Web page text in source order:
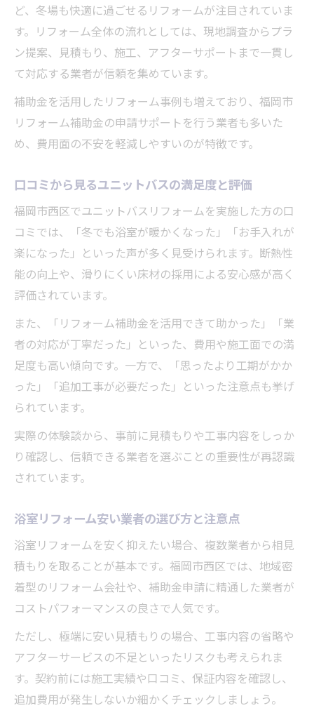
ど、冬場も快適に過ごせるリフォームが注目されていま
す。リフォーム全体の流れとしては、現地調査からプラ
ン提案、見積もり、施工、アフターサポートまで一貫し
て対応する業者が信頼を集めています。
補助金を活用したリフォーム事例も増えており、福岡市
リフォーム補助金の申請サポートを行う業者も多いた
め、費用面の不安を軽減しやすいのが特徴です。
口コミから見るユニットバスの満足度と評価
福岡市西区でユニットバスリフォームを実施した方の口
コミでは、「冬でも浴室が暖かくなった」「お手入れが
楽になった」といった声が多く見受けられます。断熱性
能の向上や、滑りにくい床材の採用による安心感が高く
評価されています。
また、「リフォーム補助金を活用できて助かった」「業
者の対応が丁寧だった」といった、費用や施工面での満
足度も高い傾向です。一方で、「思ったより工期がかか
った」「追加工事が必要だった」といった注意点も挙げ
られています。
実際の体験談から、事前に見積もりや工事内容をしっか
り確認し、信頼できる業者を選ぶことの重要性が再認識
されています。
浴室リフォーム安い業者の選び方と注意点
浴室リフォームを安く抑えたい場合、複数業者から相見
積もりを取ることが基本です。福岡市西区では、地域密
着型のリフォーム会社や、補助金申請に精通した業者が
コストパフォーマンスの良さで人気です。
ただし、極端に安い見積もりの場合、工事内容の省略や
アフターサービスの不足といったリスクも考えられま
す。契約前には施工実績や口コミ、保証内容を確認し、
追加費用が発生しないか細かくチェックしましょう。